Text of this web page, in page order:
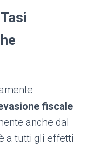
fiscale
anche dal
a tutti gli effetti